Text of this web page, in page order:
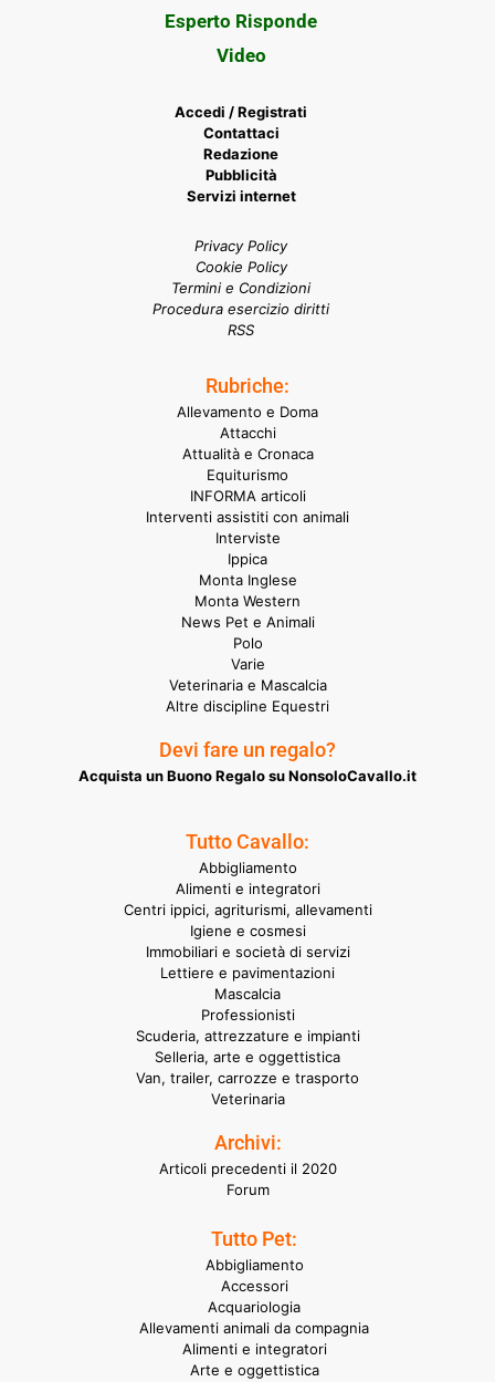
Esperto Risponde
Video
Accedi / Registrati
Contattaci
Redazione
Pubblicità
Servizi internet
Privacy Policy
Cookie Policy
Termini e Condizioni
Procedura esercizio diritti
RSS
Rubriche:
Allevamento e Doma
Attacchi
Attualità e Cronaca
Equiturismo
INFORMA articoli
Interventi assistiti con animali
Interviste
Ippica
Monta Inglese
Monta Western
News Pet e Animali
Polo
Varie
Veterinaria e Mascalcia
Altre discipline Equestri
Devi fare un regalo?
Acquista un Buono Regalo su NonsoloCavallo.it
Tutto Cavallo:
Abbigliamento
Alimenti e integratori
Centri ippici, agriturismi, allevamenti
Igiene e cosmesi
Immobiliari e società di servizi
Lettiere e pavimentazioni
Mascalcia
Professionisti
Scuderia, attrezzature e impianti
Selleria, arte e oggettistica
Van, trailer, carrozze e trasporto
Veterinaria
Archivi:
Articoli precedenti il 2020
Forum
Tutto Pet:
Abbigliamento
Accessori
Acquariologia
Allevamenti animali da compagnia
Alimenti e integratori
Arte e oggettistica